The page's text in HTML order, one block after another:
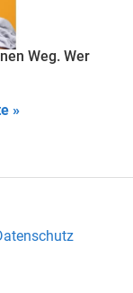
Weg. Wer
»